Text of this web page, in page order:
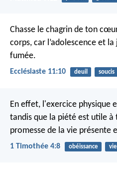
Chasse le chagrin de ton
corps, car l’adolescence et
fumée.
Ecclésiaste 11:10 deuil soucis
En effet, l'exercice physique
tandis que la piété est utile à
promesse de la vie présente
1 Timothée 4:8 obéissance vie